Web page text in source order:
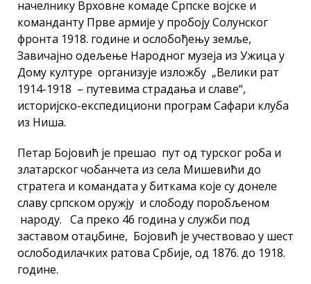
начелнику Врховне комаде Српске војске и
команданту Прве армије у пробоју Солунског
фронта 1918. године и ослобођењу земље,
Завичајно одељење Народног музеја из Ужица у
Дому културе организује изложбу „Велики рат
1914-1918 – путевима страдања и славе“,
историјско-експедициони програм Сафари клуба
из Ниша.
Петар Бојовић је прешао пут од турског роба и
златарског чобанчета из села Мишевићи до
стратега и командата у биткама које су донеле
славу српском оружју и слободу поробљеном
народу. Са преко 46 година у служби под
заставом отаџбине, Бојовић је учествовао у шест
ослободилачких ратова Србије, од 1876. до 1918.
године.